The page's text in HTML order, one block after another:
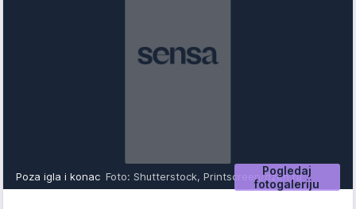
Pogledaj
fotogaleriju
Poza igla i konac Foto: Shutterstock, Printscreen/dzen.ru